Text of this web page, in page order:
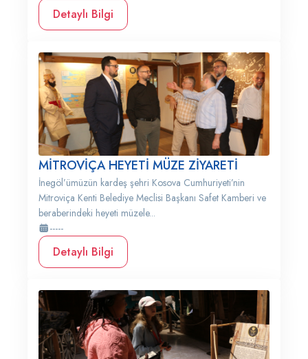
Detaylı Bilgi
MİTROVİÇA HEYETİ MÜZE ZİYARETİ
İnegöl’ümüzün kardeş şehri Kosova Cumhuriyeti’nin
Mitroviça Kenti Belediye Meclisi Başkanı Safet Kamberi ve
beraberindeki heyeti müzele...
-----
Detaylı Bilgi